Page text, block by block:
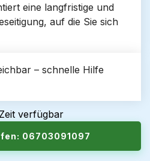
eine langfristige und
auf die Sie sich
– schnelle Hilfe
verfügbar
06703091097